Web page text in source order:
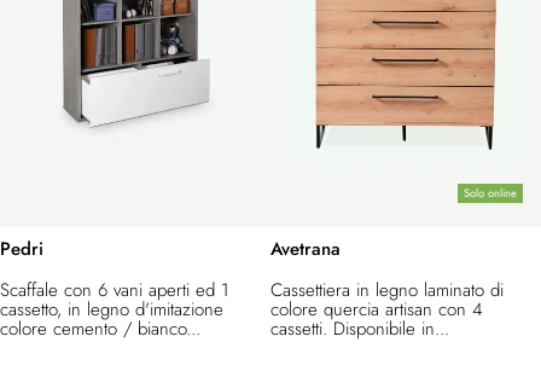
Pedri
Scaffale con 6 vani aperti ed 1
cassetto, in legno d'imitazione
colore cemento / bianco...
Solo online
Avetrana
Cassettiera in legno laminato di
colore quercia artisan con 4
cassetti. Disponibile in...